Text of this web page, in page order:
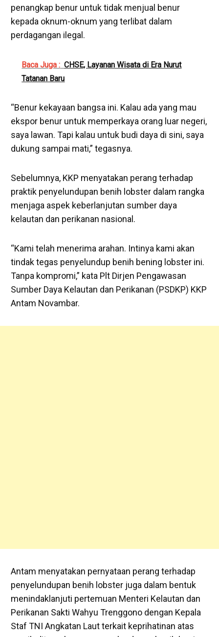
penangkap benur untuk tidak menjual benur
kepada oknum-oknum yang terlibat dalam
perdagangan ilegal.
Baca Juga : CHSE, Layanan Wisata di Era Nurut
Tatanan Baru
“Benur kekayaan bangsa ini. Kalau ada yang mau
ekspor benur untuk memperkaya orang luar negeri,
saya lawan. Tapi kalau untuk budi daya di sini, saya
dukung sampai mati,” tegasnya.
Sebelumnya, KKP menyatakan perang terhadap
praktik penyelundupan benih lobster dalam rangka
menjaga aspek keberlanjutan sumber daya
kelautan dan perikanan nasional.
“Kami telah menerima arahan. Intinya kami akan
tindak tegas penyelundup benih bening lobster ini.
Tanpa kompromi,” kata Plt Dirjen Pengawasan
Sumber Daya Kelautan dan Perikanan (PSDKP) KKP
Antam Novambar.
Antam menyatakan pernyataan perang terhadap
penyelundupan benih lobster juga dalam bentuk
menindaklanjuti pertemuan Menteri Kelautan dan
Perikanan Sakti Wahyu Trenggono dengan Kepala
Staf TNI Angkatan Laut terkait keprihatinan atas